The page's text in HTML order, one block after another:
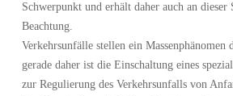
Schwerpunkt und erhält daher auch an dieser
Beachtung.
Verkehrsunfälle stellen ein Massenphänomen
gerade daher ist die Einschaltung eines
zur Regulierung des Verkehrsunfalls von